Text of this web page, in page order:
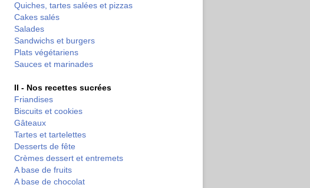
Quiches, tartes salées et pizzas
Cakes salés
Salades
Sandwichs et burgers
Plats végétariens
Sauces et marinades
II - Nos recettes sucrées
Friandises
Biscuits et cookies
Gâteaux
Tartes et tartelettes
Desserts de fête
Crèmes dessert et entremets
A base de fruits
A base de chocolat